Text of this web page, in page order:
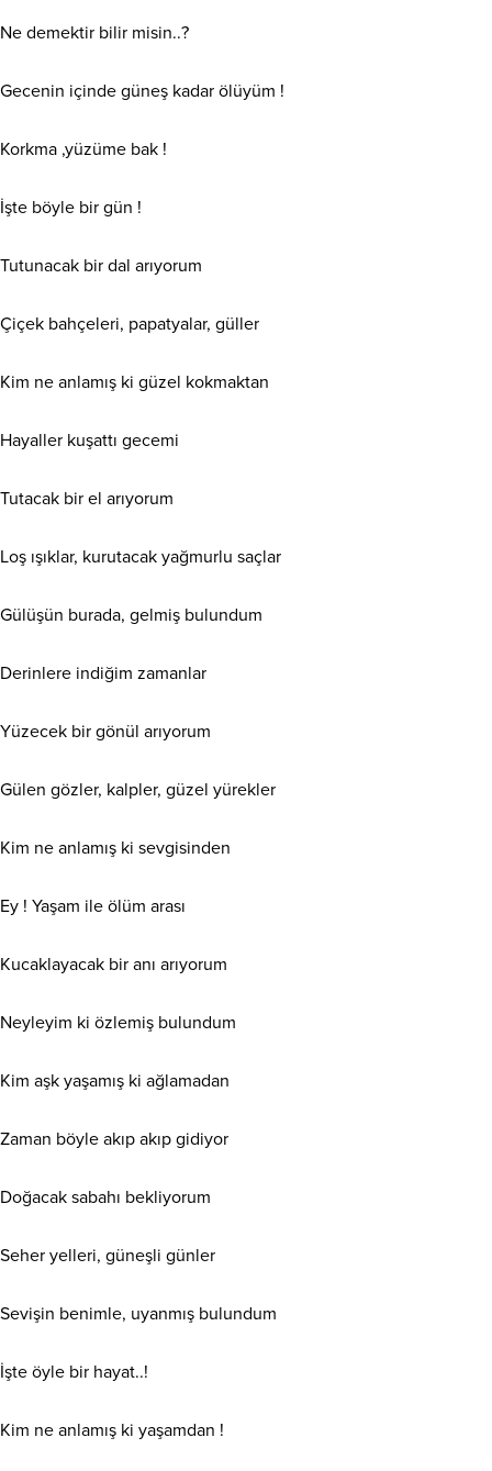
Ne demektir bilir misin..?
Gecenin içinde güneş kadar ölüyüm !
Korkma ,yüzüme bak !
İşte böyle bir gün !
Tutunacak bir dal arıyorum
Çiçek bahçeleri, papatyalar, güller
Kim ne anlamış ki güzel kokmaktan
Hayaller kuşattı gecemi
Tutacak bir el arıyorum
Loş ışıklar, kurutacak yağmurlu saçlar
Gülüşün burada, gelmiş bulundum
Derinlere indiğim zamanlar
Yüzecek bir gönül arıyorum
Gülen gözler, kalpler, güzel yürekler
Kim ne anlamış ki sevgisinden
Ey ! Yaşam ile ölüm arası
Kucaklayacak bir anı arıyorum
Neyleyim ki özlemiş bulundum
Kim aşk yaşamış ki ağlamadan
Zaman böyle akıp akıp gidiyor
Doğacak sabahı bekliyorum
Seher yelleri, güneşli günler
Sevişin benimle, uyanmış bulundum
İşte öyle bir hayat..!
Kim ne anlamış ki yaşamdan !